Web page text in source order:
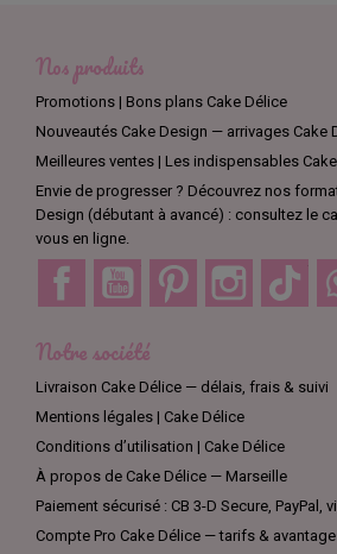
Nos produits
Promotions | Bons plans Cake Délice
Nouveautés Cake Design — arrivages Cake
Meilleures ventes | Les indispensables
Envie de progresser ? Découvrez nos
Design (débutant à avancé) : consultez le
vous en ligne.
Facebook YouTube Pinterest Instagram
Notre société
Livraison Cake Délice — délais, frais & suivi
Mentions légales | Cake Délice
Conditions d’utilisation | Cake Délice
À propos de Cake Délice — Marseille
Paiement sécurisé : CB 3-D Secure, PayPal,
Compte Pro Cake Délice — tarifs &